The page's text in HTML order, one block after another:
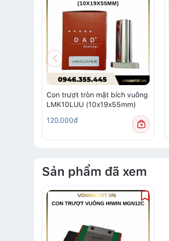
Con trượt tròn mặt bích vuông
LMK10LUU (10x19x55mm)
120.000₫
Sản phẩm đã xem